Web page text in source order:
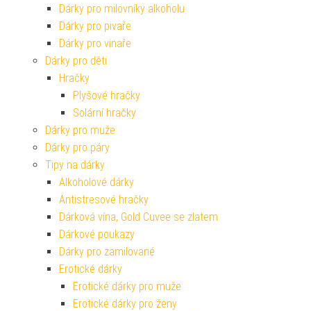
Dárky pro milovníky alkoholu
Dárky pro pivaře
Dárky pro vinaře
Dárky pro děti
Hračky
Plyšové hračky
Solární hračky
Dárky pro muže
Dárky pro páry
Tipy na dárky
Alkoholové dárky
Antistresové hračky
Dárková vína, Gold Cuvee se zlatem
Dárkové poukazy
Dárky pro zamilované
Erotické dárky
Erotické dárky pro muže
Erotické dárky pro ženy